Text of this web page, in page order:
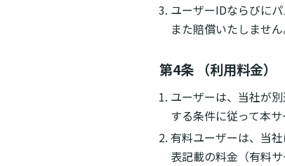
ユーザーIDならびに
また賠償いたしません
第4条 （利用料金）
ユーザーは、当社が
する条件に従って本
有料ユーザーは、当
表記載の料金（有料